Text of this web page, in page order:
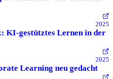
2025
KI-gestütztes Lernen in der
2025
Learning neu gedacht